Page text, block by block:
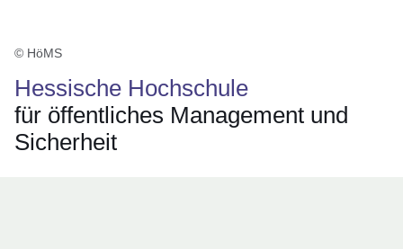
© HöMS
Hessische Hochschule
für öffentliches Management und
Sicherheit